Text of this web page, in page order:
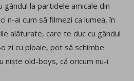
gândul la partidele amicale din
n-ai cum să filmezi ca lumea, în
alăturate, care te duc cu gândul
zi cu ploaie, pot să schimbe
niște old-boys, că oricum nu-i